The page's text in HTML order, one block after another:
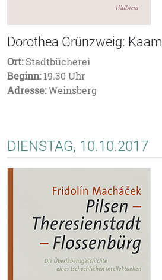
Dorothea Grünzweig:
Ort:Stadtbücherei
Beginn:19.30 Uhr
Adresse:Weinsberg
DIENSTAG, 10.10.2017